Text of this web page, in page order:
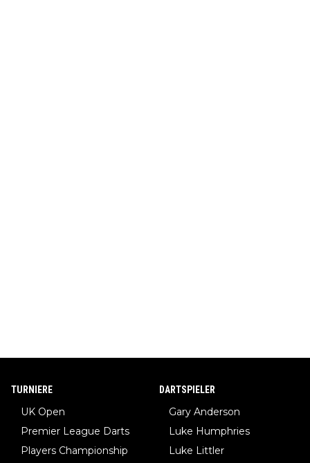
TURNIERE
UK Open
Premier League Darts
Players Championship
DARTSPIELER
Gary Anderson
Luke Humphries
Luke Littler